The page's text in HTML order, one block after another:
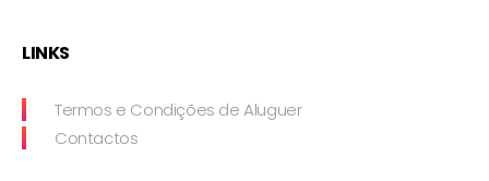
LINKS
Termos e Condições de Aluguer
Contactos